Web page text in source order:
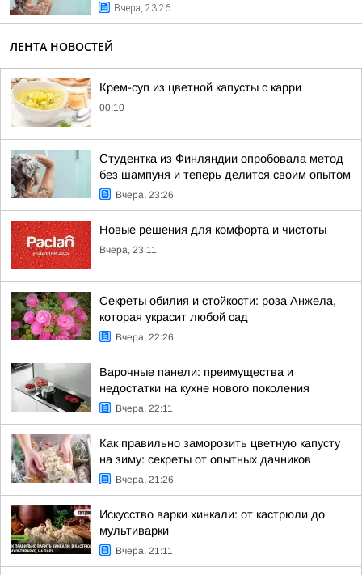
Вчера, 23:26
ЛЕНТА НОВОСТЕЙ
Крем-суп из цветной капусты с карри
00:10
Студентка из Финляндии опробовала метод
без шампуня и теперь делится своим опытом
Вчера, 23:26
Новые решения для комфорта и чистоты
Вчера, 23:11
Секреты обилия и стойкости: роза Анжела,
которая украсит любой сад
Вчера, 22:26
Варочные панели: преимущества и
недостатки на кухне нового поколения
Вчера, 22:11
Как правильно заморозить цветную капусту
на зиму: секреты от опытных дачников
Вчера, 21:26
Искусство варки хинкали: от кастрюли до
мультиварки
Вчера, 21:11